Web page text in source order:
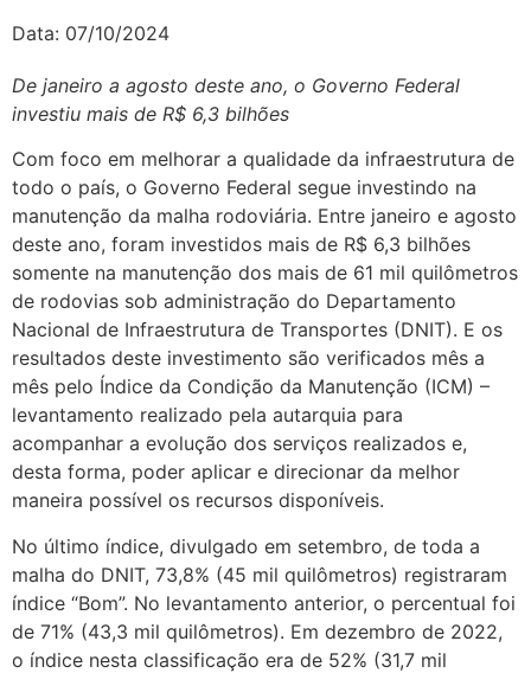
Data: 07/10/2024
De janeiro a agosto deste ano, o Governo Federal
investiu mais de R$ 6,3 bilhões
Com foco em melhorar a qualidade da infraestrutura de
todo o país, o Governo Federal segue investindo na
manutenção da malha rodoviária. Entre janeiro e agosto
deste ano, foram investidos mais de R$ 6,3 bilhões
somente na manutenção dos mais de 61 mil quilômetros
de rodovias sob administração do Departamento
Nacional de Infraestrutura de Transportes (DNIT). E os
resultados deste investimento são verificados mês a
mês pelo Índice da Condição da Manutenção (ICM) –
levantamento realizado pela autarquia para
acompanhar a evolução dos serviços realizados e,
desta forma, poder aplicar e direcionar da melhor
maneira possível os recursos disponíveis.
No último índice, divulgado em setembro, de toda a
malha do DNIT, 73,8% (45 mil quilômetros) registraram
índice “Bom”. No levantamento anterior, o percentual foi
de 71% (43,3 mil quilômetros). Em dezembro de 2022,
o índice nesta classificação era de 52% (31,7 mil